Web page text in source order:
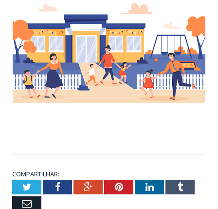
COMPARTILHAR:
TwitterFacebookGoogle+PinterestLinkedInTumblr
Email